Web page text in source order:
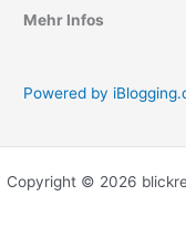
Mehr Infos
Powered by
Copyright © 2026